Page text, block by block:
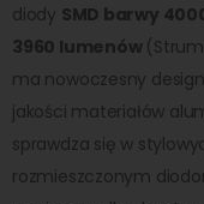
diody SMD barwy
3960 lumenów
ma nowoczesny
jakości materiałów
sprawdza się w
rozmieszczonym